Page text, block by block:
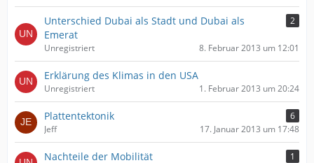
Unterschied Dubai als Stadt und Dubai als
Emerat
2
Unregistriert 8. Februar 2013 um 12:01
Erklärung des Klimas in den USA
Unregistriert 1. Februar 2013 um 20:24
Plattentektonik
6
Jeff
17. Januar 2013 um 17:48
Nachteile der Mobilität
1